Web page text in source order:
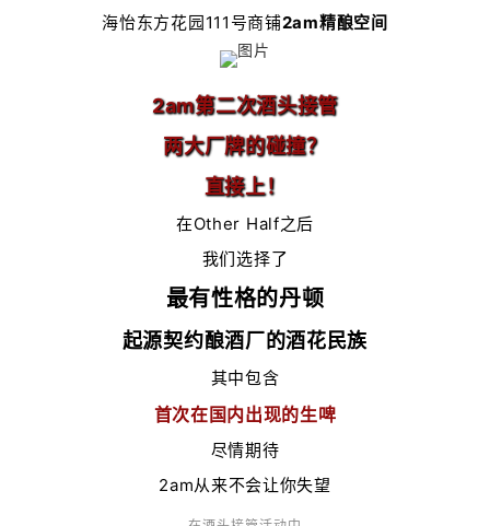
海怡东方花园111号商铺2am精酿空间
2am第二次酒头接管
两大厂牌的碰撞？
直接上！
在Other Half之后
我们选择了
最有性格的丹顿
起源契约酿酒厂的酒花民族
其中包含
首次在国内出现的生啤
尽情期待
2am从来不会让你失望